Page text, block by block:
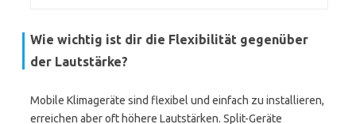
Wie wichtig ist dir die Flexibilität gegenüber
der Lautstärke?
Mobile Klimageräte sind flexibel und einfach zu installieren,
erreichen aber oft höhere Lautstärken. Split-Geräte